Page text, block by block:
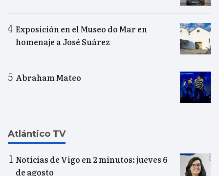
Exposición en el Museo do Mar en
homenaje a José Suárez
Abraham Mateo
Atlántico TV
Noticias de Vigo en 2 minutos: jueves 6
de agosto